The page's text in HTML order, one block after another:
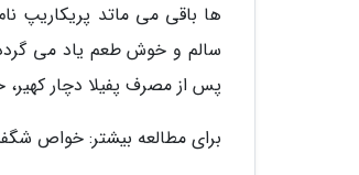
ها باقی می ماتد پریکاریپ
پس از مصرف پفیلا دچار
برای مطالعه بیشتر: خواص